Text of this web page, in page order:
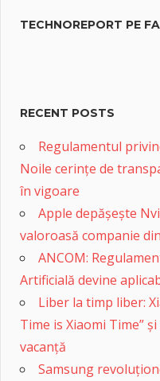
TECHNOREPORT PE
RECENT POSTS
Regulamentul
Noile cerințe de
în vigoare
Apple depășește
valoroasă companie
ANCOM:
Artificială devine
Liber la timp liber:
Time is Xiaomi Time”
vacanță
Samsung